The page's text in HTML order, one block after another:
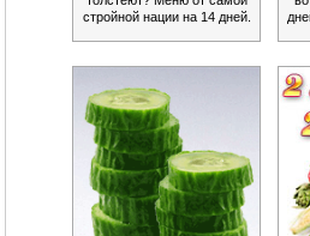
стройной нации на 14 дней.